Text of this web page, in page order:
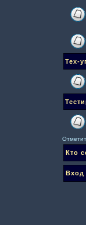
Тех-
Кто
Вход